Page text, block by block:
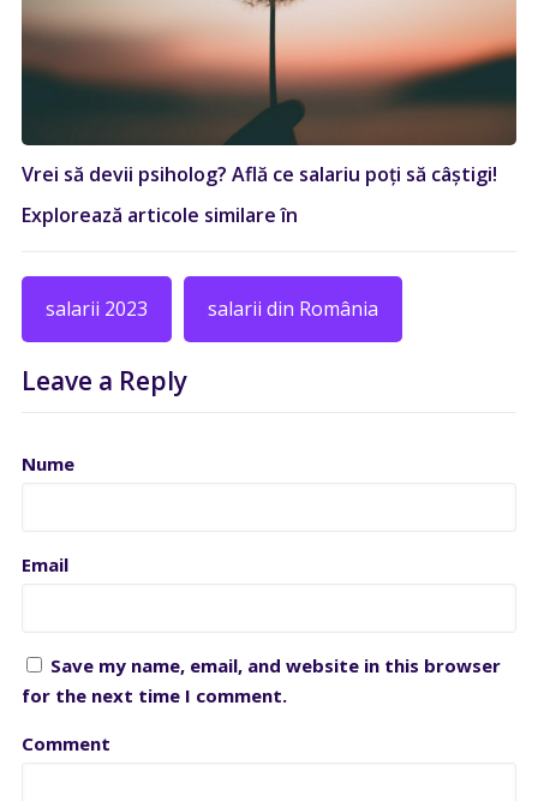
Vrei să devii psiholog? Află ce salariu poți să câștigi!
Explorează articole similare în
salarii 2023 salarii din România
Leave a Reply
Nume
Email
Save my name, email, and website in this browser
for the next time I comment.
Comment